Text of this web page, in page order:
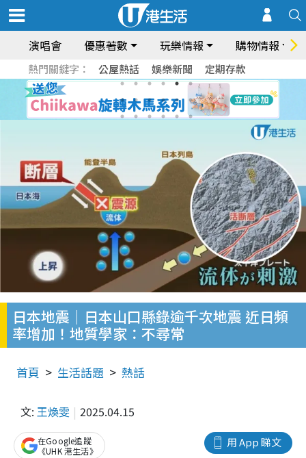
演唱會 優惠著數 玩樂情報 購物情報
熱門關鍵字： 公屋熱話 娛樂新聞 定期存款
日本地震｜日本山口縣錄逾千次地震 近日頻
率增加！地質學家：不尋常
首頁 生活話題 熱話
文: 王煥雯 2025.04.15
用 App 睇文
在Google追蹤
《UHK 港生活》